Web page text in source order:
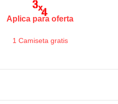
Aplica para oferta
1 Camiseta gratis